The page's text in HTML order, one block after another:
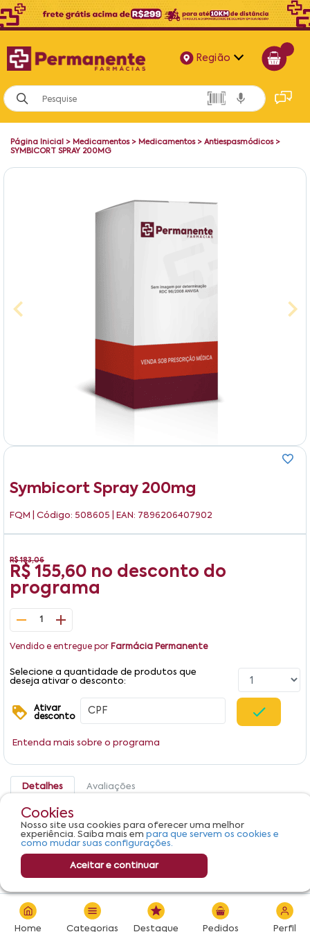
Região
Alagoas
Bahia
Página Inicial > Medicamentos> Medicamentos> Antiespasmódicos>
SYMBICORT SPRAY 200MG
Symbicort Spray 200mg
FQM | Código: 508605 | EAN: 7896206407902
R$ 183,06
R$ 155,60 no desconto do
programa
1
Vendido e entregue por Farmácia Permanente
Selecione a quantidade de produtos que
deseja ativar o desconto:
Ativar
desconto
Entenda mais sobre o programa
R$ 155,60
Detalhes Avaliações
Produto não apresenta descrição.
Cookies
Nosso site usa cookies para oferecer uma melhor
experiência. Saiba mais em para que servem os cookies e
como mudar suas configurações.
Aceitar e continuar
Home Categorias Destaque Pedidos Perfil